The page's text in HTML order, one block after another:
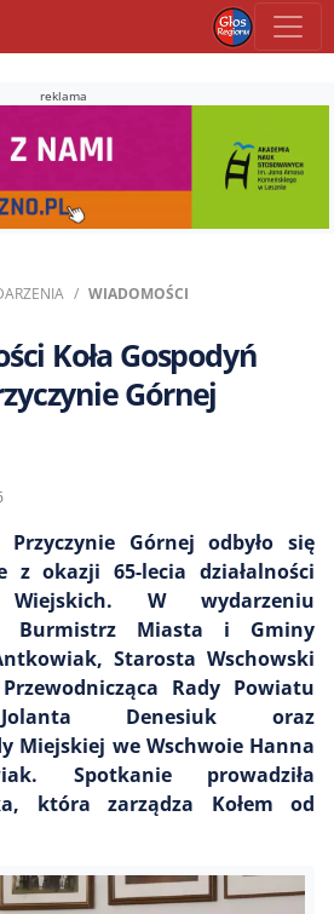
reklama
WIADOMOŚCI
Koła Gospodyń
Górnej
Górnej odbyło się
z okazji 65-lecia działalności
Wiejskich. W wydarzeniu
Burmistrz Miasta i Gminy
Starosta Wschowski
Rady Powiatu
Jolanta Denesiuk oraz
Miejskiej we Wschwoie Hanna
Spotkanie prowadziła
która zarządza Kołem od